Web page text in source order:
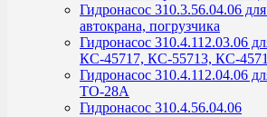
Гидронасос 310.3.56.04.06 для
автокрана, погрузчика
Гидронасос 310.4.112.03.06
КС-45717, КС-55713, КС-
Гидронасос 310.4.112.04.06
ТО-28А
Гидронасос 310.4.56.04.06